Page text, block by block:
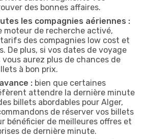
des bonnes affaires.
les compagnies aériennes :
moteur de recherche activé,
des compagnies low cost et
De plus, si vos dates de voyage
aurez plus de chances de
à bon prix.
: bien que certaines
attendre la dernière minute
billets abordables pour Alger,
de réserver vos billets
bénéficier de meilleures offres et
de dernière minute.